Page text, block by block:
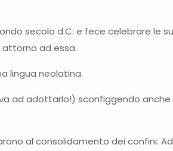
secolo d.C: e fece celebrare le
attorno ad essa.
lingua neolatina.
ad adottarlo!) sconfiggendo anche
al consolidamento dei confini.